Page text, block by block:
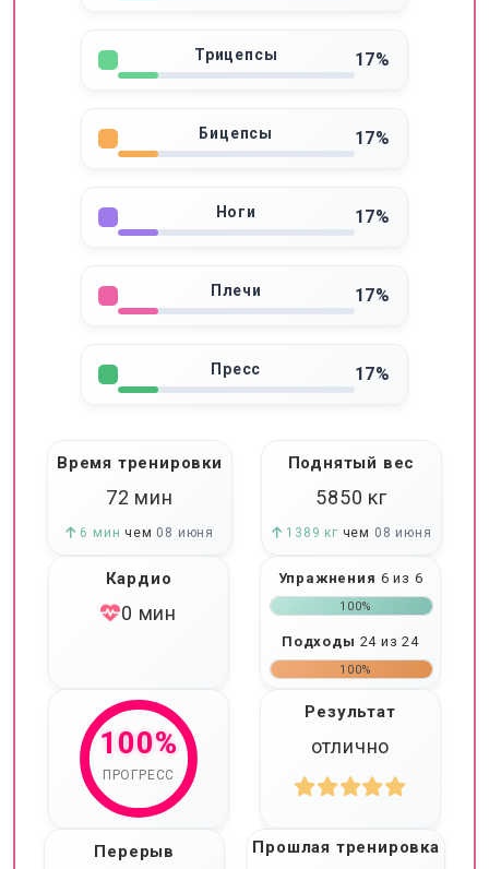
Трицепсы 17%
Бицепсы 17%
Ноги 17%
Плечи 17%
Пресс 17%
Время тренировки
72 мин
6 мин чем 08 июня
Поднятый вес
5850 кг
1389 кг чем 08 июня
Кардио
0 мин
Упражнения 6 из 6
100%
Подходы 24 из 24
100%
100%
ПРОГРЕСС
Результат
отлично
Перерыв Прошлая тренировка